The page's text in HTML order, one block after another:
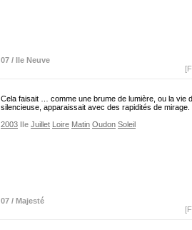
07 / Ile Neuve
Cela faisait … comme une brume de lumière, ou la vie
silencieuse, apparaissait avec des rapidités de mirage.
2003 Ile Juillet Loire Matin Oudon Soleil
07 / Majesté